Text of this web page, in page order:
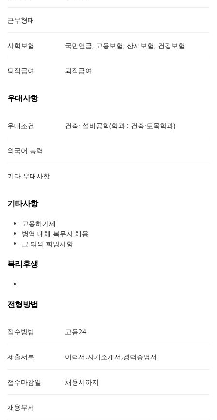
근무형태
사회보험 국민연금, 고용보험, 산재보험, 건강보험
퇴직급여 퇴직급여
우대사항
우대조건 건축· 설비공학(학과 : 건축·토목학과)
외국어 능력
기타 우대사항
기타사항
고용허가제
병역 대체 복무자 채용
그 밖의 희망사항
복리후생
전형방법
접수방법 고용24
제출서류 이력서,자기소개서,경력증명서
접수마감일 채용시까지
채용부서